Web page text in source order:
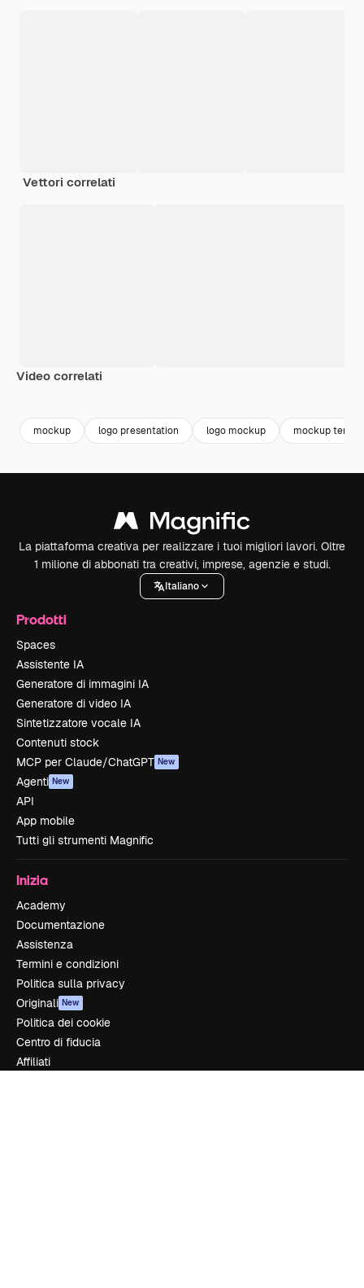
Vettori correlati
Video correlati
mockup logo presentation logo mockup mockup
La piattaforma creativa per realizzare i tuoi migliori lavori. Oltre
1 milione di abbonati tra creativi, imprese, agenzie e studi.
Italiano
Prodotti
Spaces
Assistente IA
Generatore di immagini IA
Generatore di video IA
Sintetizzatore vocale IA
Contenuti stock
MCP per Claude/ChatGPT New
Agenti New
API
App mobile
Tutti gli strumenti Magnific
Inizia
Academy
Documentazione
Assistenza
Termini e condizioni
Politica sulla privacy
Originali New
Politica dei cookie
Centro di fiducia
Affiliati